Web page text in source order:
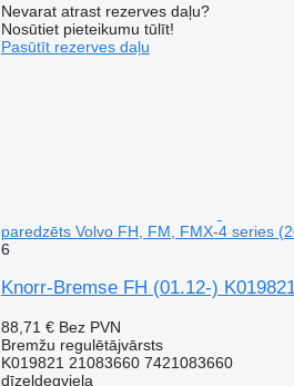
Nevarat atrast rezerves daļu?
Nosūtiet pieteikumu tūlīt!
Pasūtīt rezerves daļu
paredzēts Volvo FH, FM, FMX-4 series
6
Knorr-Bremse FH (01.12-)
88,71 € Bez PVN
Bremžu regulētājvārsts
K019821 21083660 7421083660
dīzeļdegviela